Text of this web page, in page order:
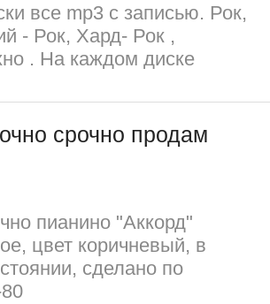
все mp3 с записью. Рок,
- Рок, Хард- Рок ,
. На каждом диске
срочно продам
пианино "Аккорд"
цвет коричневый, в
сделано по